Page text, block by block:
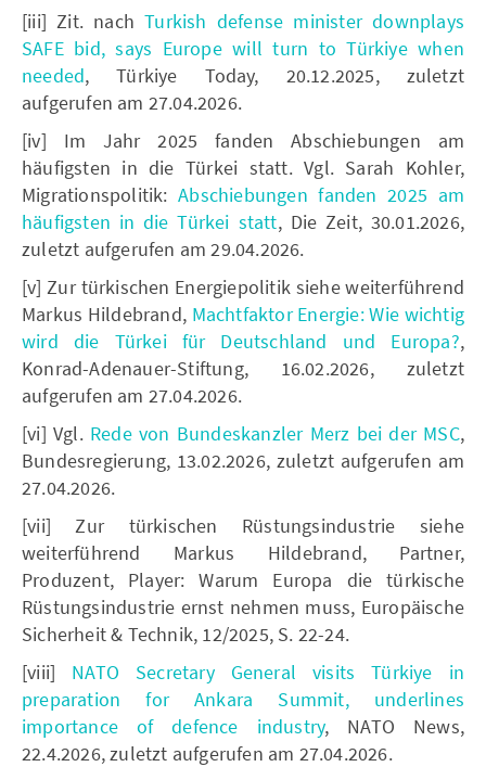
[iii] Zit. nachTurkish defense minister downplays
SAFE bid, says Europe will turn to Türkiye when
needed, Türkiye Today, 20.12.2025, zuletzt
aufgerufen am 27.04.2026.
[iv] Im Jahr 2025 fanden Abschiebungen am
häufigsten in die Türkei statt. Vgl. Sarah Kohler,
Migrationspolitik:Abschiebungen fanden 2025 am
häufigsten in die Türkei statt, Die Zeit, 30.01.2026,
zuletzt aufgerufen am 29.04.2026.
[v] Zur türkischen Energiepolitik siehe weiterführend
Markus Hildebrand, Machtfaktor Energie: Wie wichtig
wird die Türkei für Deutschland und Europa?,
Konrad-Adenauer-Stiftung, 16.02.2026, zuletzt
aufgerufen am 27.04.2026.
[vi] Vgl. Rede von Bundeskanzler Merz bei der MSC,
Bundesregierung, 13.02.2026, zuletzt aufgerufen am
27.04.2026.
[vii] Zur türkischen Rüstungsindustrie siehe
weiterführend Markus Hildebrand, Partner,
Produzent, Player: Warum Europa die türkische
Rüstungsindustrie ernst nehmen muss, Europäische
Sicherheit & Technik, 12/2025, S. 22-24.
[viii] NATO Secretary General visits Türkiye in
preparation for Ankara Summit, underlines
importance of defence industry, NATO News,
22.4.2026, zuletzt aufgerufen am 27.04.2026.